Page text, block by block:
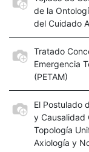
de la
del Cuidado
Tratado
Emergencia
(PETAM)
El Postulado
y Causalidad
Topología
Axiología y